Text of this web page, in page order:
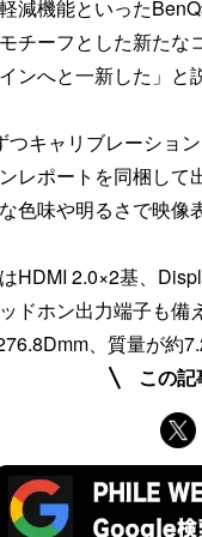
減機能といった
チーフとした新た
ンへと一新した」と
つキャリブレーショ
レポートを同梱し
色味や明るさで映像
HDMI 2.0×2基、
ドホン出力端子も
、質量が約
この